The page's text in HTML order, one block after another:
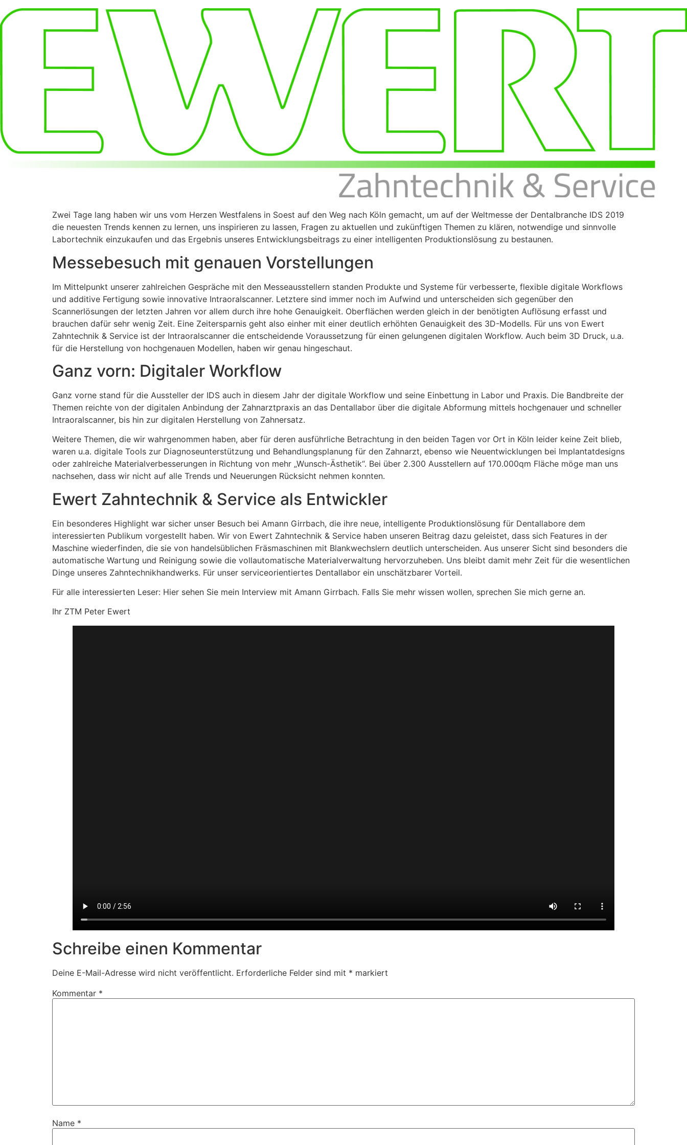
Inhalt
Zwei Tage lang haben wir uns vom Herzen Westfalens in Soest auf den Weg nach Köln gemacht, um auf der Weltmesse der Dentalbranche IDS 2019
die neuesten Trends kennen zu lernen, uns inspirieren zu lassen, Fragen zu aktuellen und zukünftigen Themen zu klären, notwendige und sinnvolle
Labortechnik einzukaufen und das Ergebnis unseres Entwicklungsbeitrags zu einer intelligenten Produktionslösung zu bestaunen.
Messebesuch mit genauen Vorstellungen
Im Mittelpunkt unserer zahlreichen Gespräche mit den Messeausstellern standen Produkte und Systeme für verbesserte, flexible digitale Workflows
und additive Fertigung sowie innovative Intraoralscanner. Letztere sind immer noch im Aufwind und unterscheiden sich gegenüber den
Scannerlösungen der letzten Jahren vor allem durch ihre hohe Genauigkeit. Oberflächen werden gleich in der benötigten Auflösung erfasst und
brauchen dafür sehr wenig Zeit. Eine Zeitersparnis geht also einher mit einer deutlich erhöhten Genauigkeit des 3D-Modells. Für uns von Ewert
Zahntechnik & Service ist der Intraoralscanner die entscheidende Voraussetzung für einen gelungenen digitalen Workflow. Auch beim 3D Druck, u.a.
für die Herstellung von hochgenauen Modellen, haben wir genau hingeschaut.
Ganz vorn: Digitaler Workflow
Ganz vorne stand für die Aussteller der IDS auch in diesem Jahr der digitale Workflow und seine Einbettung in Labor und Praxis. Die Bandbreite der
Themen reichte von der digitalen Anbindung der Zahnarztpraxis an das Dentallabor über die digitale Abformung mittels hochgenauer und schneller
Intraoralscanner, bis hin zur digitalen Herstellung von Zahnersatz.
Weitere Themen, die wir wahrgenommen haben, aber für deren ausführliche Betrachtung in den beiden Tagen vor Ort in Köln leider keine Zeit blieb,
waren u.a. digitale Tools zur Diagnoseunterstützung und Behandlungsplanung für den Zahnarzt, ebenso wie Neuentwicklungen bei Implantatdesigns
oder zahlreiche Materialverbesserungen in Richtung von mehr „Wunsch-Ästhetik“. Bei über 2.300 Ausstellern auf 170.000qm Fläche möge man uns
nachsehen, dass wir nicht auf alle Trends und Neuerungen Rücksicht nehmen konnten.
Ewert Zahntechnik & Service als Entwickler
Ein besonderes Highlight war sicher unser Besuch bei Amann Girrbach, die ihre neue, intelligente Produktionslösung für Dentallabore dem
interessierten Publikum vorgestellt haben. Wir von Ewert Zahntechnik & Service haben unseren Beitrag dazu geleistet, dass sich Features in der
Maschine wiederfinden, die sie von handelsüblichen Fräsmaschinen mit Blankwechslern deutlich unterscheiden. Aus unserer Sicht sind besonders die
automatische Wartung und Reinigung sowie die vollautomatische Materialverwaltung hervorzuheben. Uns bleibt damit mehr Zeit für die wesentlichen
Dinge unseres Zahntechnikhandwerks. Für unser serviceorientiertes Dentallabor ein unschätzbarer Vorteil.
Für alle interessierten Leser: Hier sehen Sie mein Interview mit Amann Girrbach. Falls Sie mehr wissen wollen, sprechen Sie mich gerne an.
Ihr ZTM Peter Ewert
Schreibe einen Kommentar
Deine E-Mail-Adresse wird nicht veröffentlicht. Erforderliche Felder sind mit * markiert
Kommentar *
Name *